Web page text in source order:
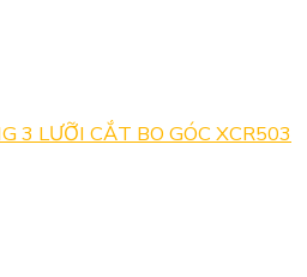
3 LƯỠI CẮT BO GÓC XCR503